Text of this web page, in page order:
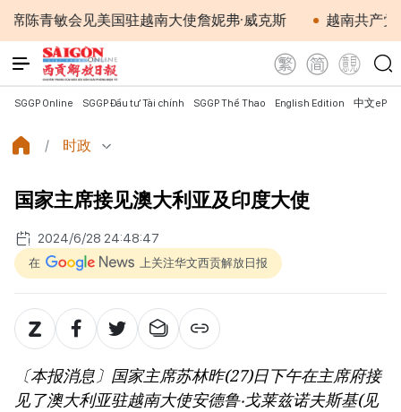
敏会见美国驻越南大使詹妮弗·威克斯 越南共产党中央
SGGP Online SGGP Đầu tư Tài chính SGGP Thể Thao English Edition 中文
时政
国家主席接见澳大利亚及印度大使
2024/6/28 24:48:47
在 上关注华文西贡解放日报
〔本报消息〕国家主席苏林昨(27)日下午在主席府接
见了澳大利亚驻越南大使安德鲁‧戈莱兹诺夫斯基(见